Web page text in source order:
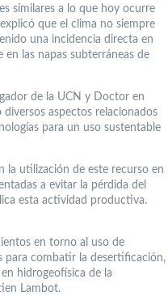
similares a lo que hoy ocurre
que el clima no siempre
una incidencia directa en
las napas subterráneas de
de la UCN y Doctor en
diversos aspectos relacionados
para un uso sustentable
la utilización de este recurso en
a evitar la pérdida del
esta actividad productiva.
en torno al uso de
para combatir la desertificación,
hidrogeofísica de la
Lambot.